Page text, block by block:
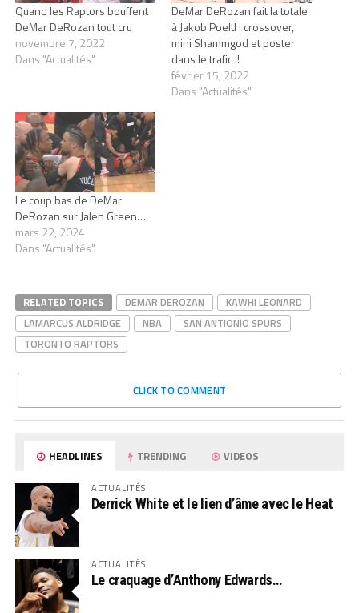
Quand les Raptors bouffent
DeMar DeRozan tout cru
novembre 7, 2022
Dans "Actualités"
DeMar DeRozan fait la totale
à Jakob Poeltl : crossover,
mini Shammgod et poster
dans le trafic !!
février 15, 2022
Dans "Actualités"
Le coup bas de DeMar
DeRozan sur Jalen Green…
mars 22, 2024
Dans "Actualités"
RELATED TOPICS DEMAR DEROZAN
KAWHI LEONARD
LAMARCUS ALDRIDGE
NBA
SAN ANTIONIO SPURS
TORONTO RAPTORS
CLICK TO COMMENT
HEADLINES TRENDING VIDEOS
ACTUALITÉS
Derrick White et le lien d’âme avec le Heat
ACTUALITÉS
Le craquage d’Anthony Edwards…